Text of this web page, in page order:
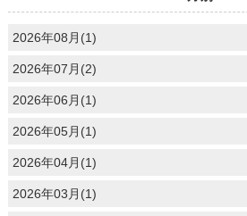
2026年08月(1)
2026年07月(2)
2026年06月(1)
2026年05月(1)
2026年04月(1)
2026年03月(1)